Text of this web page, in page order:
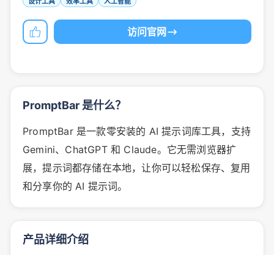
访问官网
PromptBar 是什么？
PromptBar 是一款零安装的 AI 提示词库工具，支持
Gemini、ChatGPT 和 Claude。它无需浏览器扩
展，提示词都存储在本地，让你可以轻松保存、复用
和分享你的 AI 提示词。
产品详细介绍